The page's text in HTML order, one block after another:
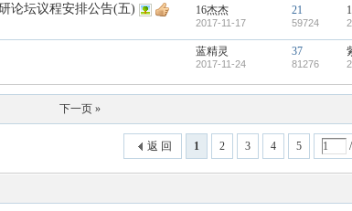
论坛议程安排公告(五) 16杰杰
2017-11-17
21
59724
蓝精灵
2017-11-24
37
81276
下一页 »
1 2 3 4 5
返 回